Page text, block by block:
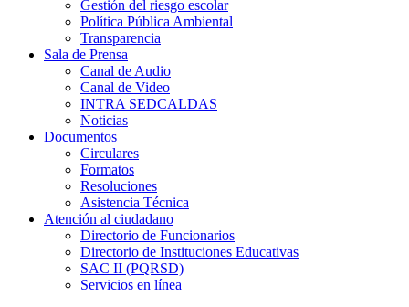
Gestión del riesgo escolar
Política Pública Ambiental
Transparencia
Sala de Prensa
Canal de Audio
Canal de Video
INTRA SEDCALDAS
Noticias
Documentos
Circulares
Formatos
Resoluciones
Asistencia Técnica
Atención al ciudadano
Directorio de Funcionarios
Directorio de Instituciones Educativas
SAC II (PQRSD)
Servicios en línea